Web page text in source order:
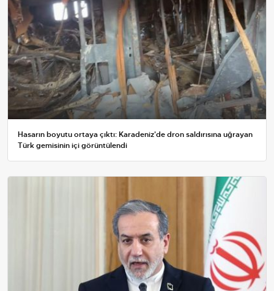
Hasarın boyutu ortaya çıktı: Karadeniz'de dron saldırısına uğrayan
Türk gemisinin içi görüntülendi